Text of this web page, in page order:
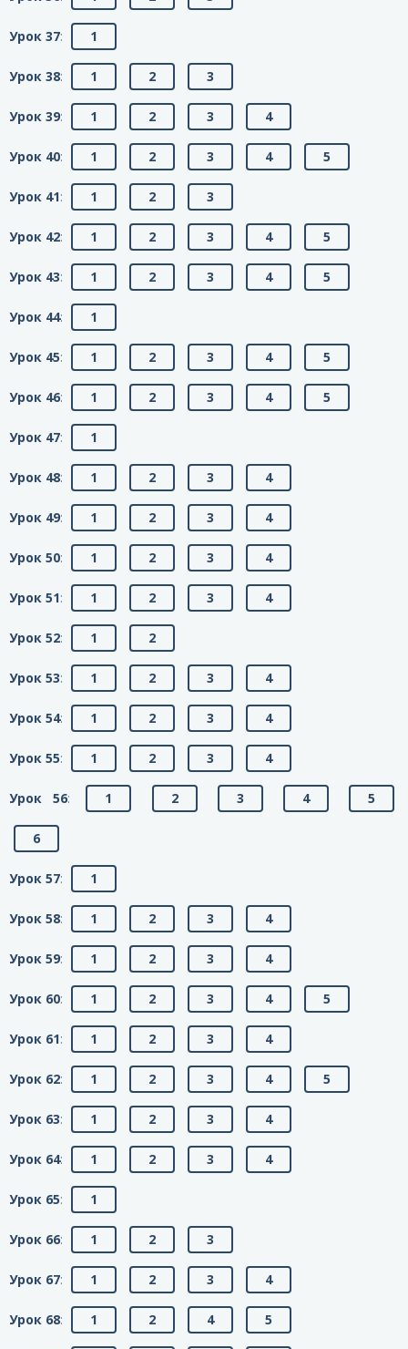
Урок 37: 1
Урок 38: 1 2 3
Урок 39: 1 2 3 4
Урок 40: 1 2 3 4 5
Урок 41: 1 2 3
Урок 42: 1 2 3 4 5
Урок 43: 1 2 3 4 5
Урок 44: 1
Урок 45: 1 2 3 4 5
Урок 46: 1 2 3 4 5
Урок 47: 1
Урок 48: 1 2 3 4
Урок 49: 1 2 3 4
Урок 50: 1 2 3 4
Урок 51: 1 2 3 4
Урок 52: 1 2
Урок 53: 1 2 3 4
Урок 54: 1 2 3 4
Урок 55: 1 2 3 4
Урок 56: 1 2 3 4 5
6
Урок 57: 1
Урок 58: 1 2 3 4
Урок 59: 1 2 3 4
Урок 60: 1 2 3 4 5
Урок 61: 1 2 3 4
Урок 62: 1 2 3 4 5
Урок 63: 1 2 3 4
Урок 64: 1 2 3 4
Урок 65: 1
Урок 66: 1 2 3
Урок 67: 1 2 3 4
Урок 68: 1 2 4 5